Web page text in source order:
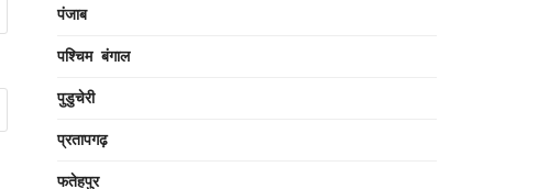
पंजाब
पश्चिम बंगाल
पुडुचेरी
प्रतापगढ़
फतेहपुर